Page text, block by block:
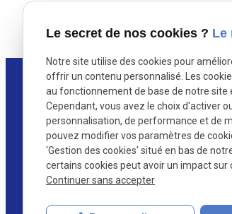
X (formerly Twitter) est désactivé.
Maître
Avocat à
Le secret de nos cookies ? Le
Notre site utilise des cookies pour
offrir un contenu personnalisé. Les
au fonctionnement de base de notre site
Cependant, vous avez le choix d'activer
personnalisation, de performance et de
pouvez modifier vos paramètres de
'Gestion des cookies' situé en bas de
certains cookies peut avoir un impact
Continuer sans accepter